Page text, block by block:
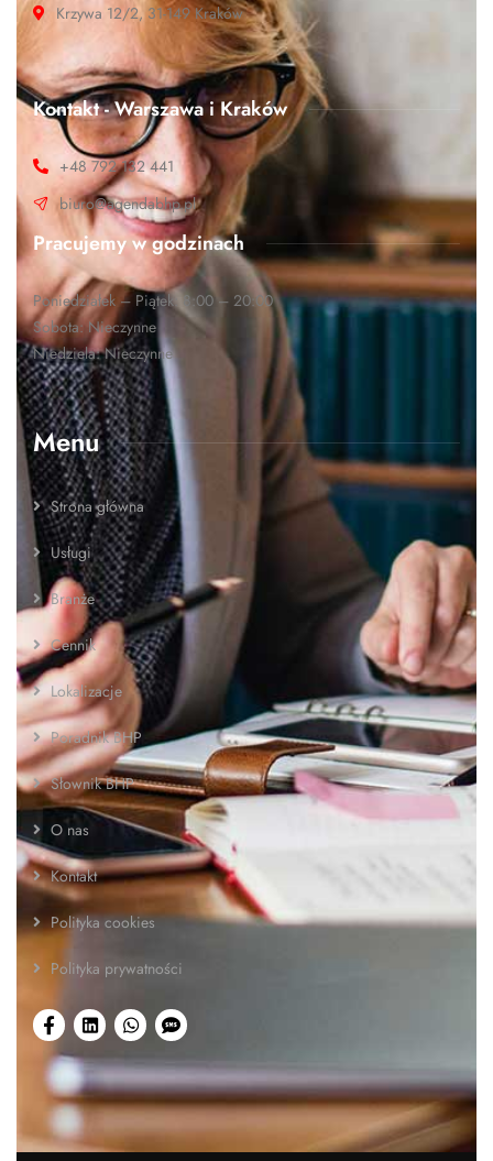
Krzywa 12/2, 31-149 Kraków
Kontakt - Warszawa i Kraków
+48 792 132 441
biuro@agendabhp.pl
Pracujemy w godzinach
Poniedziałek – Piątek: 8:00 – 20:00
Sobota: Nieczynne
Niedziela: Nieczynne
Menu
Strona główna
Usługi
Branże
Cennik
Lokalizacje
Poradnik BHP
Słownik BHP
O nas
Kontakt
Polityka cookies
Polityka prywatności